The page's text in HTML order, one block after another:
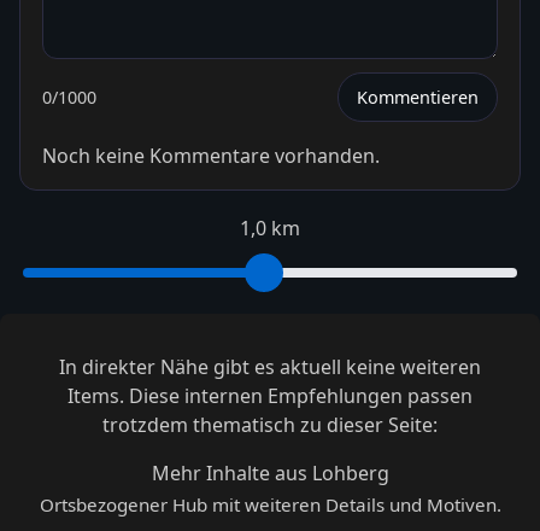
0/1000 Kommentieren
Noch keine Kommentare vorhanden.
1,0 km
In direkter Nähe gibt es aktuell keine weiteren
Items. Diese internen Empfehlungen passen
trotzdem thematisch zu dieser Seite:
Mehr Inhalte aus Lohberg
Ortsbezogener Hub mit weiteren Details und Motiven.